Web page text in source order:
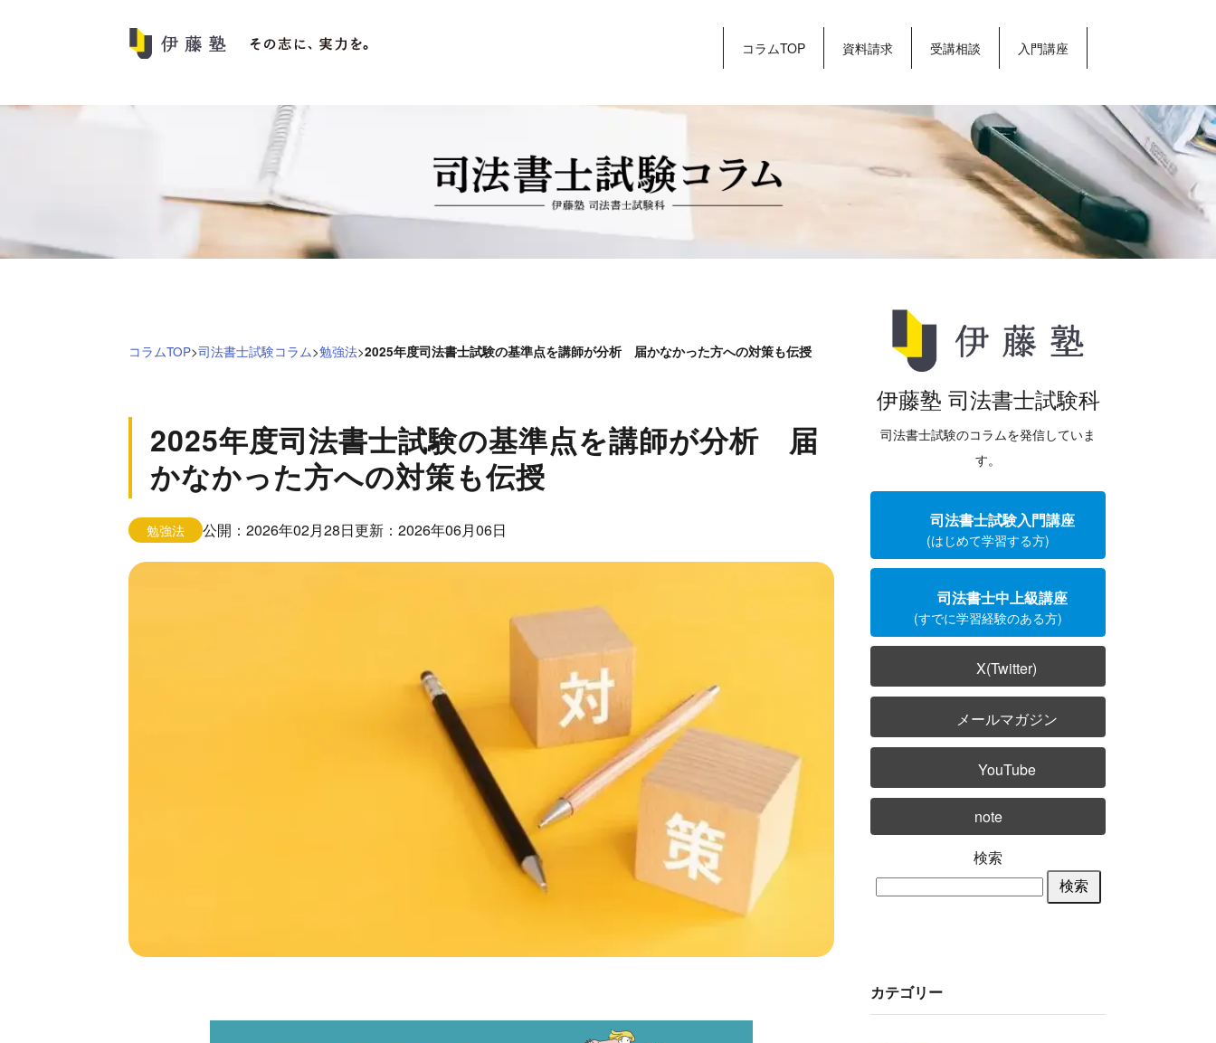
法
行
政
士・
士
試
コラムTOP 資料請求 受講相談 入門講座
士
コ
ム
コラムTOP>司法書士試験コラム>勉強法>2025年度司法書士試験の基準点を講師が分析 届かなかった方への対策も伝授
2025年度司法書士試験の基準点を講師が分析 届
かなかった方への対策も伝授
勉強法 公開：2026年02月28日更新：2026年06月06日
伊藤塾 司法書士試験科
司法書士試験のコラムを発信していま
す。
司法書士試験入門講座
(はじめて学習する方)
司法書士中上級講座
(すでに学習経験のある方)
X(Twitter)
メールマガジン
YouTube
note
検索
検索
カテゴリー